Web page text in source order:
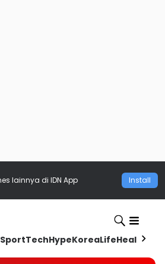
lainnya di IDN App Install
SportTechHypeKoreaLifeHealth